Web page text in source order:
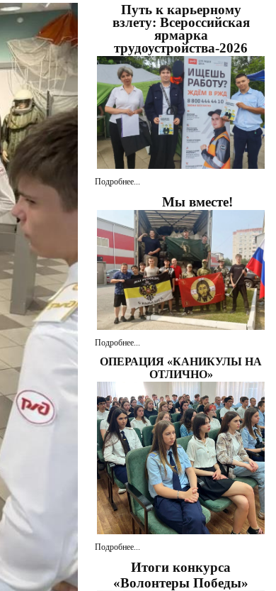
Путь к карьерному
взлету: Всероссийская
ярмарка
трудоустройства-2026
Подробнее...
Мы вместе!
Подробнее...
ОПЕРАЦИЯ «КАНИКУЛЫ НА
ОТЛИЧНО»
Подробнее...
Итоги конкурса
«Волонтеры Победы»